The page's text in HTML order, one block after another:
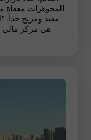
المجوهرات معفاة
مفيد ومربح جداً.
هى مركز مالى